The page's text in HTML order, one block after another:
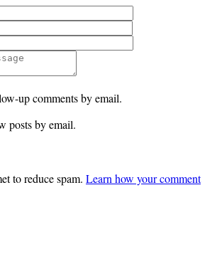
up comments by email.
posts by email.
to reduce spam. Learn how your comment